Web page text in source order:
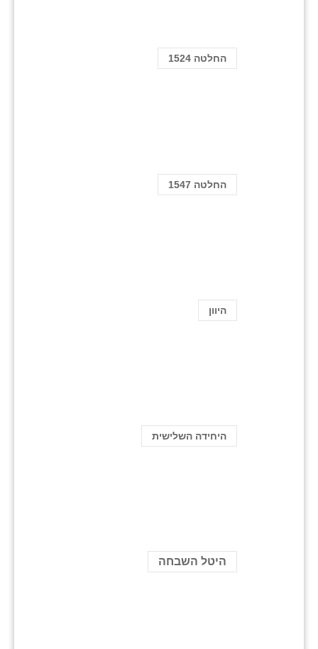
החלטה 1524
החלטה 1547
היוון
היחידה השלישית
היטל השבחה